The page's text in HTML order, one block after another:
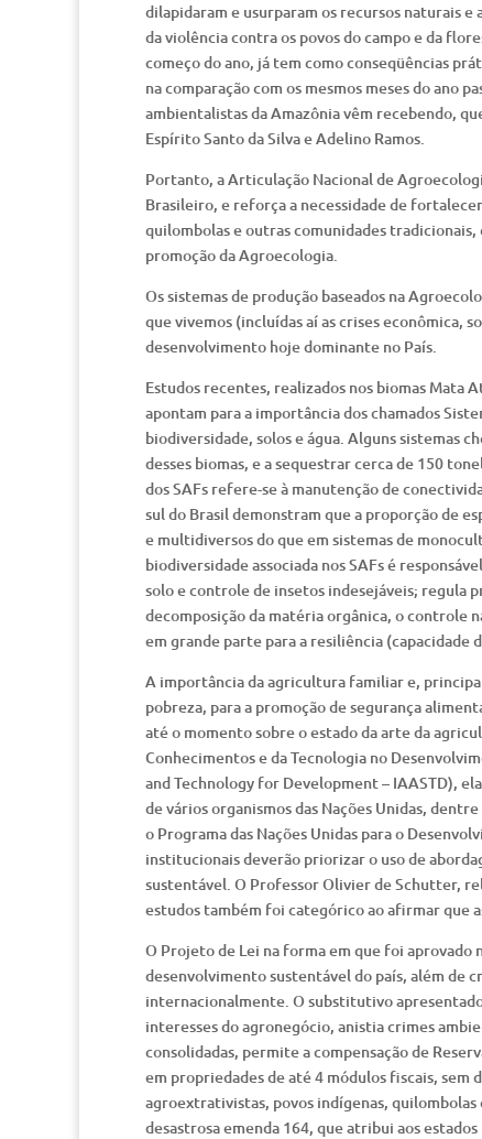
dilapidaram e usurparam os recursos naturais
da violência contra os povos do campo e da
começo do ano, já tem como conseqüências
na comparação com os mesmos meses do ano
ambientalistas da Amazônia vêm recebendo,
Espírito Santo da Silva e Adelino Ramos.
Portanto, a Articulação Nacional de
Brasileiro, e reforça a necessidade de
quilombolas e outras comunidades
promoção da Agroecologia.
Os sistemas de produção baseados na
que vivemos (incluídas aí as crises econômica,
desenvolvimento hoje dominante no País.
Estudos recentes, realizados nos biomas Mata
apontam para a importância dos chamados
biodiversidade, solos e água. Alguns sistemas
desses biomas, e a sequestrar cerca de 150
dos SAFs refere-se à manutenção de
sul do Brasil demonstram que a proporção de
e multidiversos do que em sistemas de
biodiversidade associada nos SAFs é
solo e controle de insetos indesejáveis; regula
decomposição da matéria orgânica, o controle
em grande parte para a resiliência (capacidade
A importância da agricultura familiar e,
pobreza, para a promoção de segurança
até o momento sobre o estado da arte da
Conhecimentos e da Tecnologia no
and Technology for Development – IAASTD),
de vários organismos das Nações Unidas,
o Programa das Nações Unidas para o
institucionais deverão priorizar o uso de
sustentável. O Professor Olivier de Schutter,
estudos também foi categórico ao afirmar que
O Projeto de Lei na forma em que foi aprovado
desenvolvimento sustentável do país, além de
internacionalmente. O substitutivo
interesses do agronegócio, anistia crimes
consolidadas, permite a compensação de
em propriedades de até 4 módulos fiscais,
agroextrativistas, povos indígenas,
desastrosa emenda 164, que atribui aos